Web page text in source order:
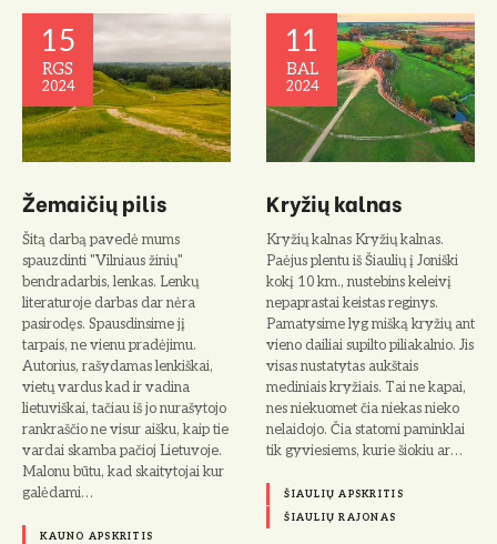
15
RGS
2024
Žemaičių pilis
Šitą darbą pavedė mums
spauzdinti "Vilniaus žinių"
bendradarbis, lenkas. Lenkų
literaturoje darbas dar nėra
pasirodęs. Spausdinsime jį
tarpais, ne vienu pradėjimu.
Autorius, rašydamas lenkiškai,
vietų vardus kad ir vadina
lietuviškai, tačiau iš jo nurašytojo
rankraščio ne visur aišku, kaip tie
vardai skamba pačioj Lietuvoje.
Malonu būtu, kad skaitytojai kur
galėdami…
KAUNO APSKRITIS
11
BAL
2024
Kryžių kalnas
Kryžių kalnas Kryžių kalnas.
Paėjus plentu iš Šiaulių į Jo­niški
kokį 10 km., nustebins ke­leivį
nepaprastai keistas reginys.
Pamatysime lyg mišką kryžių ant
vieno dailiai supilto piliakalnio. Jis
visas nustatytas aukš­tais
mediniais kryžiais. Tai ne kapai,
nes niekuomet čia niekas nieko
nelaidojo. Čia statomi pa­minklai
tik gyviesiems, kurie šio­kiu ar…
ŠIAULIŲ APSKRITIS
ŠIAULIŲ RAJONAS